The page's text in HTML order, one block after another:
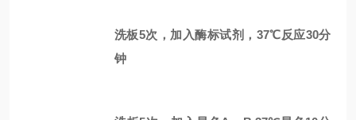
洗板5次，加入酶标试剂，37℃反应30分
钟